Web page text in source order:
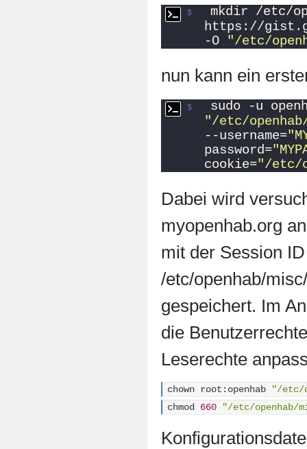
mkdir /etc/
https://
-O "/etc/
nun kann ein
"/etc/
--username=
password=
cookie="/etc/
Dabei wird
myopenhab.org
mit der Session
/etc/openhab/
gespeichert. Im
die
Leserechte
chown root:openhab
"/etc/
chmod 660 "/etc/openhab/